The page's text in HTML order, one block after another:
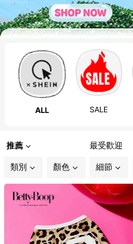
ALL SALE
推薦 最受歡迎
類別 顏色 細節